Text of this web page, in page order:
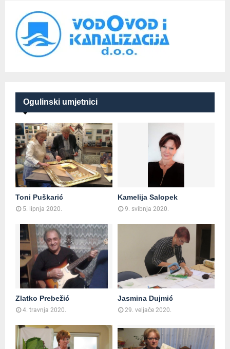
Ogulinski umjetnici
Toni Puškarić
5. lipnja 2020.
Kamelija Salopek
9. svibnja 2020.
Zlatko Prebežić
4. travnja 2020.
Jasmina Dujmić
29. veljače 2020.